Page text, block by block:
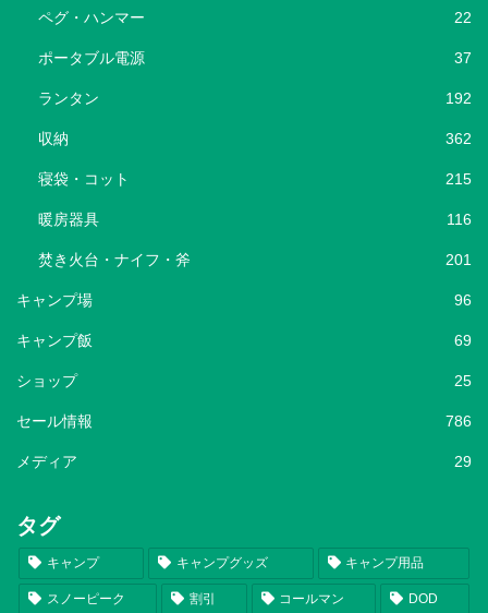
ペグ・ハンマー 22
ポータブル電源 37
ランタン 192
収納 362
寝袋・コット 215
暖房器具 116
焚き火台・ナイフ・斧 201
キャンプ場 96
キャンプ飯 69
ショップ 25
セール情報 786
メディア 29
タグ
キャンプ キャンプグッズ キャンプ用品
スノーピーク 割引 コールマン DOD